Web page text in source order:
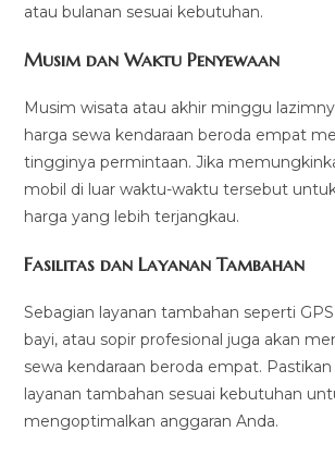
atau bulanan sesuai kebutuhan.
Musim dan Waktu Penyewaan
Musim wisata atau akhir minggu
harga sewa kendaraan beroda empat
tingginya permintaan. Jika
mobil di luar waktu-waktu tersebut
harga yang lebih terjangkau.
Fasilitas dan Layanan Tambahan
Sebagian layanan tambahan seperti
bayi, atau sopir profesional juga akan
sewa kendaraan beroda empat.
layanan tambahan sesuai kebutuhan
mengoptimalkan anggaran Anda.